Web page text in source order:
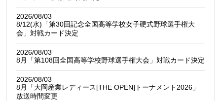
2026/08/03
8/12(水)「第30回記念全国高等学校女子硬式野球選手権大
会」対戦カード決定
2026/08/03
8月「第108回全国高等学校野球選手権大会」対戦カード決定
2026/08/03
8月「大岡産業レディース[THE OPEN]トーナメント2026」
放送時間変更